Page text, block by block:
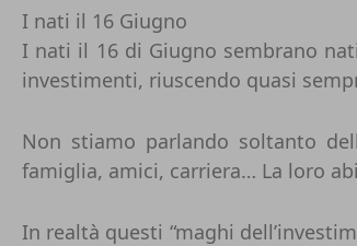
I nati il 16 Giugno
I nati il 16 di Giugno sembrano
investimenti, riuscendo quasi
Non stiamo parlando soltanto
famiglia, amici, carriera… La loro
In realtà questi “maghi